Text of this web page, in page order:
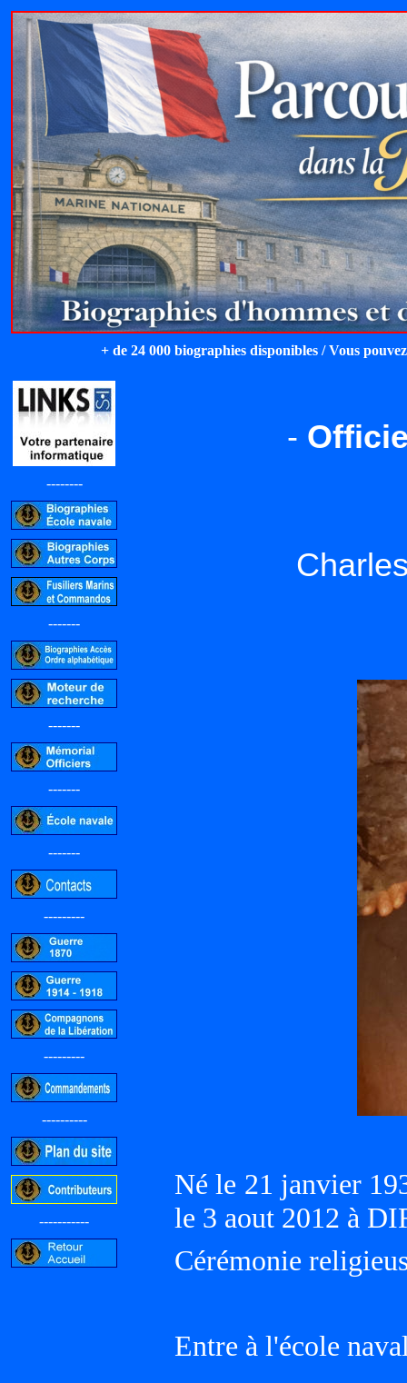
+ de 24 000 biographies disponibles / Vous
--------
-------
-------
-------
-------
---------
---------
----------
-----------
-
Né le 21 janvier
le 3 aout 2012 à
Cérémonie
Entre à l'école